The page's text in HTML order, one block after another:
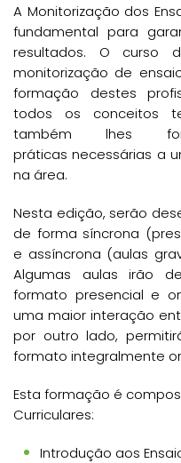
A Monitorização dos
fundamental para
resultados. O curso
monitorização de
formação destes
todos os conceitos
também lhes
práticas necessárias a
na área.
Nesta edição, serão
de forma síncrona
e assíncrona (aulas
Algumas aulas irão
formato presencial e
uma maior interação
por outro lado,
formato integralmente
Esta formação é
Curriculares:
Introdução aos